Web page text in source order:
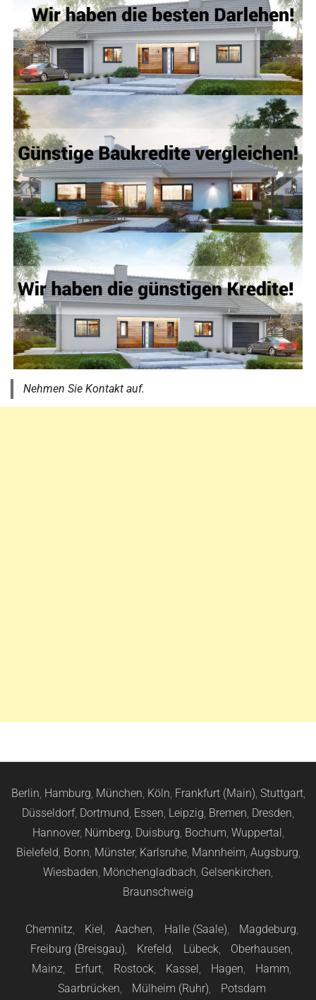
Nehmen Sie Kontakt auf.
Berlin, Hamburg, München, Köln, Frankfurt (Main), Stuttgart,
Düsseldorf, Dortmund, Essen, Leipzig, Bremen, Dresden,
Hannover, Nürnberg, Duisburg, Bochum, Wuppertal,
Bielefeld, Bonn, Münster, Karlsruhe, Mannheim, Augsburg,
Wiesbaden, Mönchengladbach, Gelsenkirchen,
Braunschweig
Chemnitz, Kiel, Aachen, Halle (Saale), Magdeburg,
Freiburg (Breisgau), Krefeld, Lübeck, Oberhausen,
Mainz, Erfurt, Rostock, Kassel, Hagen, Hamm,
Saarbrücken, Mülheim (Ruhr), Potsdam